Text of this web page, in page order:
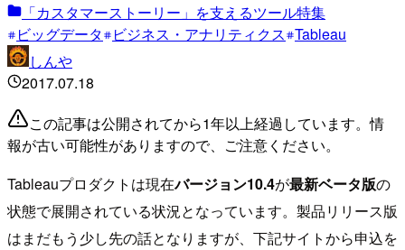
「カスタマーストーリー」を支えるツール特集
ビッグデータ
ビジネス・アナリティクス Tableau
しんや
2017.07.18
この記事は公開されてから1年以上経過しています。情
報が古い可能性がありますので、ご注意ください。
Tableauプロダクトは現在バージョン10.4が最新ベータ版の
状態で展開されている状況となっています。製品リリース版
はまだもう少し先の話となりますが、下記サイトから申込を